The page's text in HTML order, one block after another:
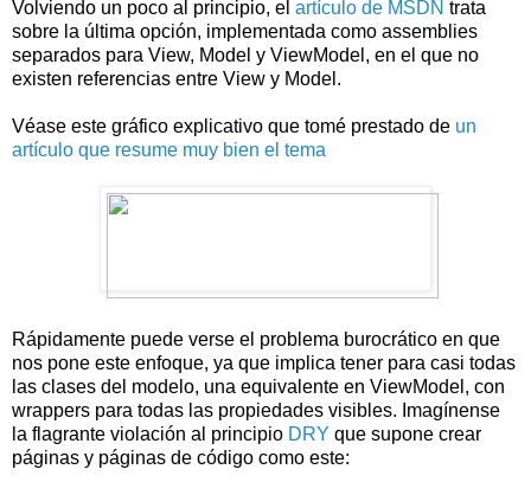
Volviendo un poco al principio, el artículo de MSDN trata
sobre la última opción, implementada como assemblies
separados para View, Model y ViewModel, en el que no
existen referencias entre View y Model.
Véase este gráfico explicativo que tomé prestado de un
artículo que resume muy bien el tema
Rápidamente puede verse el problema burocrático en que
nos pone este enfoque, ya que implica tener para casi todas
las clases del modelo, una equivalente en ViewModel, con
wrappers para todas las propiedades visibles. Imagínense
la flagrante violación al principio DRY que supone crear
páginas y páginas de código como este: